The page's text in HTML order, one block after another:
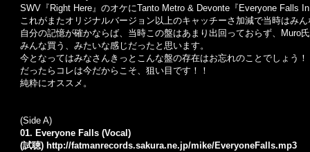
SWV『Right Here』のオケにTanto Metro & Devonte『Everyone Falls
これがまたオリジナルバージョン以上のキャッチーさ加減で当時はみ
自分の記憶が確かならば、当時この盤はあまり出回っておらず、
みんな買う、みたいな感じだったと思います。
今となってはみなさんきっとこんな盤の存在はお忘れのことでしょう！
だったらコレは今だからこそ、狙い目です！！
純粋にオススメ。
(Side A)
01. Everyone Falls (Vocal)
(試聴) http://fatmanrecords.sakura.ne.jp/mike/EveryoneFalls.mp3